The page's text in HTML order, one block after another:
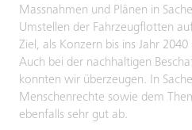
Massnahmen und Plänen in
Umstellen der Fahrzeugflotten
Ziel, als Konzern bis ins Jahr
Auch bei der nachhaltigen
konnten wir überzeugen. In
Menschenrechte sowie dem
ebenfalls sehr gut ab.